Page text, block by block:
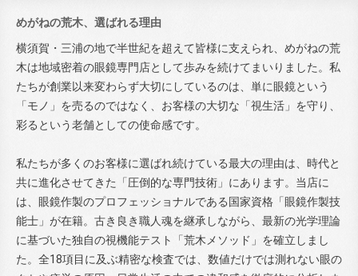
めがねの荒木、選ばれる理由
横須賀・三浦の地で半世紀を超えて皆様に支えられ、めがねの荒
木は地域密着の眼鏡専門店として歩みを続けてまいりました。私
たちが創業以来変わらず大切にしているのは、単に眼鏡という
「モノ」を売るのではなく、お客様の大切な「視生活」を守り、
彩るという老舗としての使命感です。
私たちが多くのお客様に選ばれ続けている最大の理由は、時代と
共に進化させてきた「圧倒的な専門技術」にあります。当店に
は、眼鏡作製のプロフェッショナルである国家資格「眼鏡作製技
能士」が在籍。古き良き職人魂を継承しながら、最新の光学理論
に基づいた独自の視機能テスト「荒木メソッド」を確立しまし
た。全18項目に及ぶ精密な検査では、数値だけでは測れない眼の